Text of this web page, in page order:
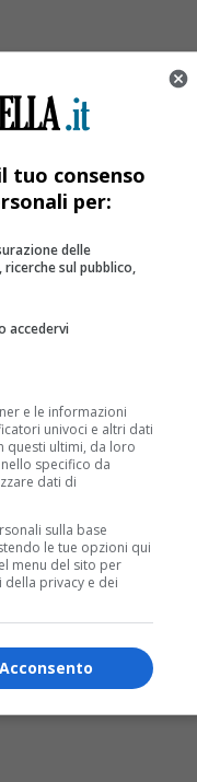
tuo consenso
per:
delle
sul pubblico,
accedervi
e le informazioni
univoci e altri dati
questi ultimi, da loro
specifico da
dati di
sulla base
le tue opzioni qui
menu del sito per
privacy e dei
Acconsento